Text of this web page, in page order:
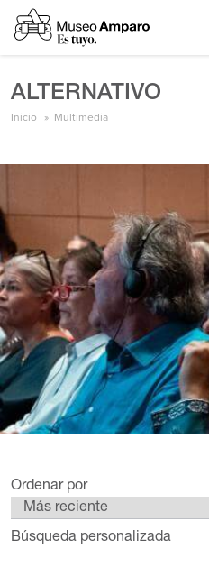
ALTERNATIVO
Inicio Multimedia
Ordenar por
Búsqueda personalizada